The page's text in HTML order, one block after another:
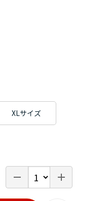
XLサイズ